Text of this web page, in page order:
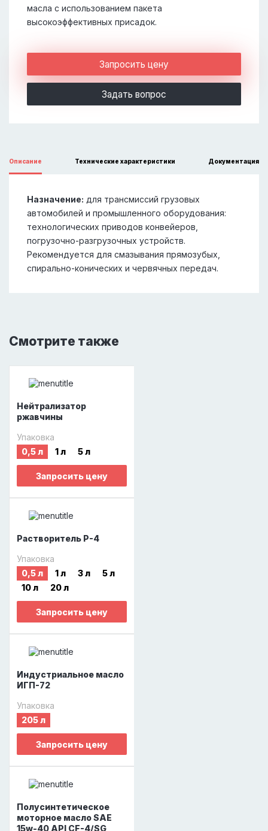
масла с использованием пакета
высокоэффективных присадок.
Запросить цену
Задать вопрос
Описание Технические характеристики Документация
Назначение: для трансмиссий грузовых
автомобилей и промышленного оборудования:
технологических приводов конвейеров,
погрузочно-разгрузочных устройств.
Рекомендуется для смазывания прямозубых,
спирально-конических и червячных передач.
Смотрите также
Нейтрализатор
ржавчины
Упаковка
0,5 л
1 л 5 л
Запросить цену
Растворитель Р-4
Упаковка
0,5 л
1 л 3 л
5 л
10 л
20 л
Запросить цену
Индустриальное масло
ИГП-72
Упаковка
205 л
Запросить цену
Полусинтетическое
моторное масло SAE
15w-40 API CF-4/SG